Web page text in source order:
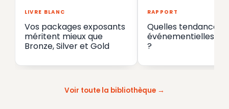
LIVRE BLANC
Vos packages exposants
méritent mieux que
Bronze, Silver et Gold
RAPPORT
Quelles tendances
événementielles en
?
Voir toute la bibliothèque